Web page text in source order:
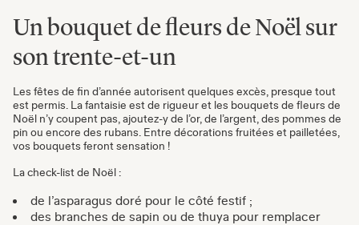
Un bouquet de fleurs de Noël sur
son trente-et-un
Les fêtes de fin d’année autorisent quelques excès, presque tout
est permis. La fantaisie est de rigueur et les bouquets de fleurs de
Noël n’y coupent pas, ajoutez-y de l’or, de l’argent, des pommes de
pin ou encore des rubans. Entre décorations fruitées et pailletées,
vos bouquets feront sensation !
La check-list de Noël :
de l’asparagus doré pour le côté festif ;
des branches de sapin ou de thuya pour remplacer